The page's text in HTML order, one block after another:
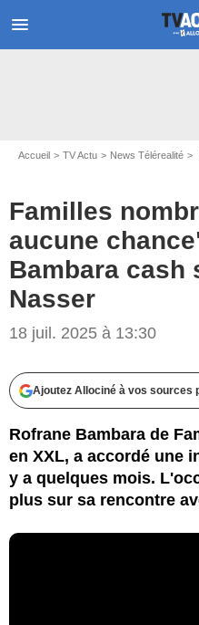
menu
Accueil TV Actu News Télérealité
Familles
aucune
Bambara cash
Nasser
18 juil. 2025 à 13:30
Ajoutez Allociné à vos sources
Rofrane Bambara de
en XXL, a accordé une
y a quelques mois.
plus sur sa rencontre